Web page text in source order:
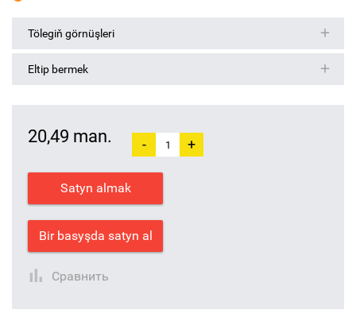
Tölegiň görnüşleri
Eltip bermek
20,49 man. - +
Satyn almak
Bir basyşda satyn al
Сравнить